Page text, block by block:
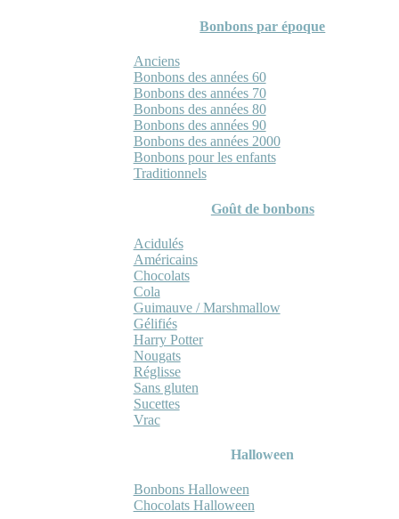
Bonbons par époque
Anciens
Bonbons des années 60
Bonbons des années 70
Bonbons des années 80
Bonbons des années 90
Bonbons des années 2000
Bonbons pour les enfants
Traditionnels
Goût de bonbons
Acidulés
Américains
Chocolats
Cola
Guimauve / Marshmallow
Gélifiés
Harry Potter
Nougats
Réglisse
Sans gluten
Sucettes
Vrac
Halloween
Bonbons Halloween
Chocolats Halloween